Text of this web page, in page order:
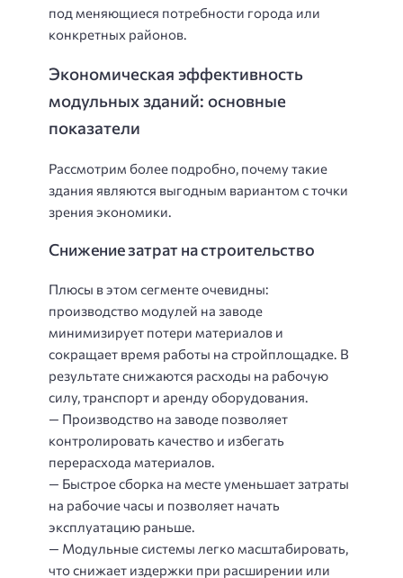
под меняющиеся потребности города или
конкретных районов.
Экономическая эффективность
модульных зданий: основные
показатели
Рассмотрим более подробно, почему такие
здания являются выгодным вариантом с точки
зрения экономики.
Снижение затрат на строительство
Плюсы в этом сегменте очевидны:
производство модулей на заводе
минимизирует потери материалов и
сокращает время работы на стройплощадке. В
результате снижаются расходы на рабочую
силу, транспорт и аренду оборудования.
— Производство на заводе позволяет
контролировать качество и избегать
перерасхода материалов.
— Быстрое сборка на месте уменьшает затраты
на рабочие часы и позволяет начать
эксплуатацию раньше.
— Модульные системы легко масштабировать,
что снижает издержки при расширении или